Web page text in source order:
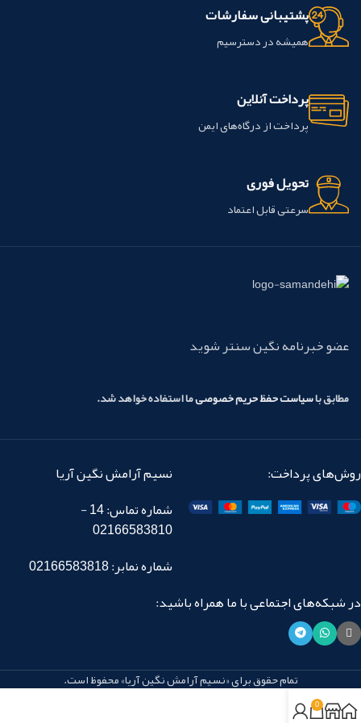
پشتیبانی سفارشات
همیشه در دسترسیم
پرداخت آنلاین
پرداخت از درگاه‌های ایمن
تحویل فوری
سرعتی قابل اعتماد
عضو خبرنامه نگین سنتر شوید
مطابق باسیاست حفظ حریم خصوصیما استفاده خواهد شد.
روش‌های پرداخت:
نسیم آرامش نگین آریا
شماره تماس: 14 -
02166583810
شماره نمابر: 02166583818
در شبکه‌های اجتماعی با ما همراه باشید:
تمام حقوق برای «نسیم آرامش نگین آریا» محفوظ است.
0